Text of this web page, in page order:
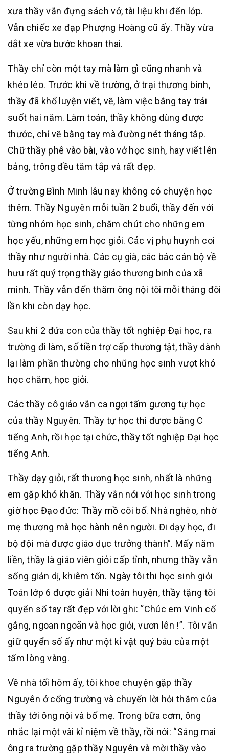
xưa thầy vẫn đựng sách vở, tài liệu khi đến lớp.
Vẫn chiếc xe đạp Phượng Hoàng cũ ấy. Thầy vừa
dắt xe vừa bước khoan thai.
Thầy chỉ còn một tay mà làm gì cũng nhanh và
khéo léo. Trước khi về trường, ở trại thương binh,
thầy đã khổ luyện viết, vẽ, làm việc bằng tay trái
suốt hai năm. Làm toán, thầy không dùng được
thước, chỉ vẽ bằng tay mà đường nét tháng tắp.
Chữ thầy phê vào bài, vào vở học sinh, hay viết lên
bảng, trông đều tăm tắp và rất đẹp.
Ở trường Bình Minh lâu nay không có chuyện học
thêm. Thầy Nguyên mỗi tuần 2 buổi, thầy đến với
từng nhóm học sinh, chăm chút cho những em
học yếu, những em học giỏi. Các vị phụ huynh coi
thầy như người nhà. Các cụ già, các bác cán bộ về
hưu rất quý trọng thầy giáo thương binh của xã
mình. Thầy vẫn đến thăm ông nội tôi mỗi tháng đôi
lần khi còn dạy học.
Sau khi 2 đứa con của thầy tốt nghiệp Đại học, ra
trường đi làm, số tiền trợ cấp thương tật, thầy dành
lại làm phần thường cho nhũng học sinh vượt khó
học chăm, học giỏi.
Các thầy cô giáo vẫn ca ngợi tấm gương tự học
của thầy Nguyên. Thầy tự học thi được bằng C
tiếng Anh, rồi học tại chức, thầy tốt nghiệp Đại học
tiếng Anh.
Thầy dạy giỏi, rất thương học sinh, nhất là những
em gặp khó khăn. Thầy vẫn nói với học sinh trong
giờ học Đạo đức: Thầy mồ côi bố. Nhà nghèo, nhờ
mẹ thương mà học hành nên người. Đi dạy học, đi
bộ đội mà được giáo dục trưởng thành”. Mấy năm
liền, thầy là giáo viên giỏi cấp tỉnh, nhưng thầy vẫn
sống giản dị, khiêm tốn. Ngày tôi thi học sinh giỏi
Toán lớp 6 được giải Nhì toàn huyện, thầy tặng tôi
quyển sổ tay rất đẹp với lời ghi: “Chúc em Vinh cố
gắng, ngoan ngoãn và học giỏi, vươn lên !”. Tôi vẫn
giữ quyển số ấy như một kỉ vật quý báu của một
tấm lòng vàng.
Về nhà tối hôm ấy, tôi khoe chuyện gặp thầy
Nguyên ở cổng trường và chuyển lời hỏi thăm của
thầy tới ông nội và bố mẹ. Trong bữa cơm, ông
nhắc lại một vài kỉ niệm về thầy, rồi nói: “Sáng mai
ông ra trường gặp thầy Nguyên và mời thầy vào